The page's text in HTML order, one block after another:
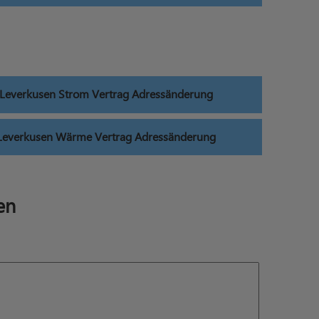
Strom Vertrag Adressänderung
Wärme Vertrag Adressänderung